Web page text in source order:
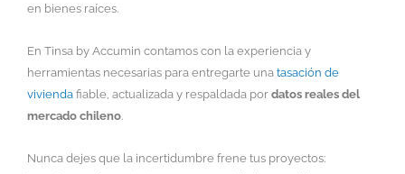
en bienes raíces.
En Tinsa by Accumin contamos con la experiencia y
herramientas necesarias para entregarte una tasación de
vivienda fiable, actualizada y respaldada por datos reales del
mercado chileno
Nunca dejes que la incertidumbre frene tus proyectos: